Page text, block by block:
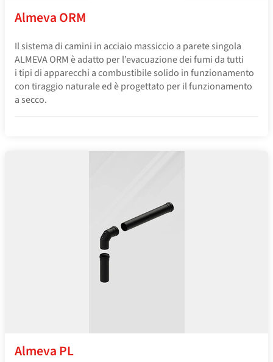
Almeva ORM
Il sistema di camini in acciaio massiccio a parete singola
ALMEVA ORM è adatto per l’evacuazione dei fumi da tutti
i tipi di apparecchi a combustibile solido in funzionamento
con tiraggio naturale ed è progettato per il funzionamento
a secco.
Almeva PL